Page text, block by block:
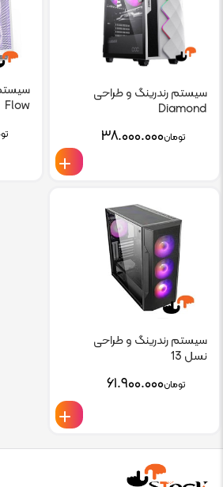
سیستم رندرینگ و طراحی
Diamond
تومان۳۸.۰۰۰.۰۰۰
Flow
سیستم رندرینگ و طراحی
نسل 13
تومان۶۱.۹۰۰.۰۰۰